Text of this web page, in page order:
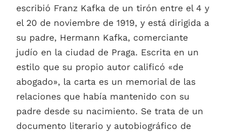
escribió Franz Kafka de un tirón entre el 4 y
el 20 de noviembre de 1919, y está dirigida a
su padre, Hermann Kafka, comerciante
judío en la ciudad de Praga. Escrita en un
estilo que su propio autor calificó «de
abogado», la carta es un memorial de las
relaciones que había mantenido con su
padre desde su nacimiento. Se trata de un
documento literario y autobiográfico de